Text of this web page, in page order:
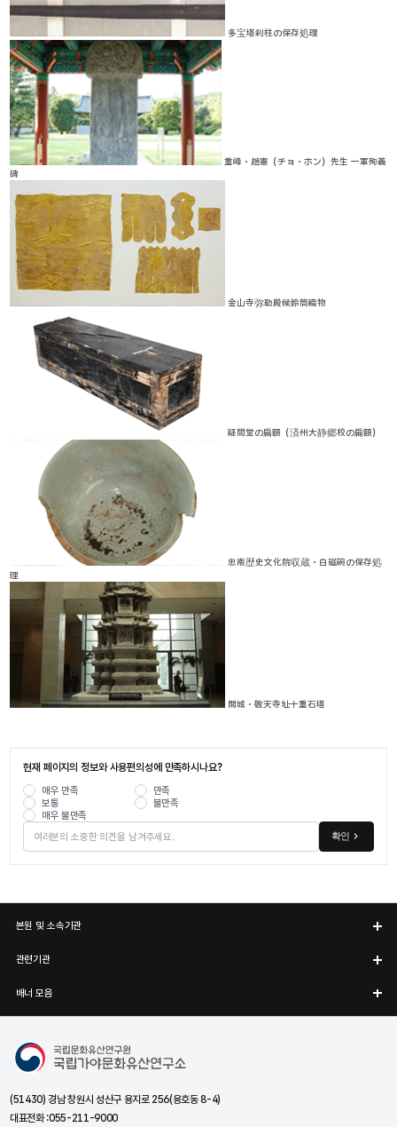
多宝塔刹柱の保存処理
重峰・趙憲（チョ・ホン）先生 一軍殉義
碑
金山寺弥勒殿候鈴筒織物
疑問堂の扁額（済州大静郷校の扁額）
忠南歴史文化院収蔵・白磁碗の保存処
理
開城・敬天寺址十重石塔
현재 페이지의 정보와 사용편의성에 만족하시나요?
매우 만족
만족
보통
불만족
매우 불만족
확인
본원 및 소속기관
관련기관
배너 모음
국립가야문화유산연구소
(51430) 경남 창원시 성산구 용지로 256(용호동 8-4)
대표전화 :055-211-9000